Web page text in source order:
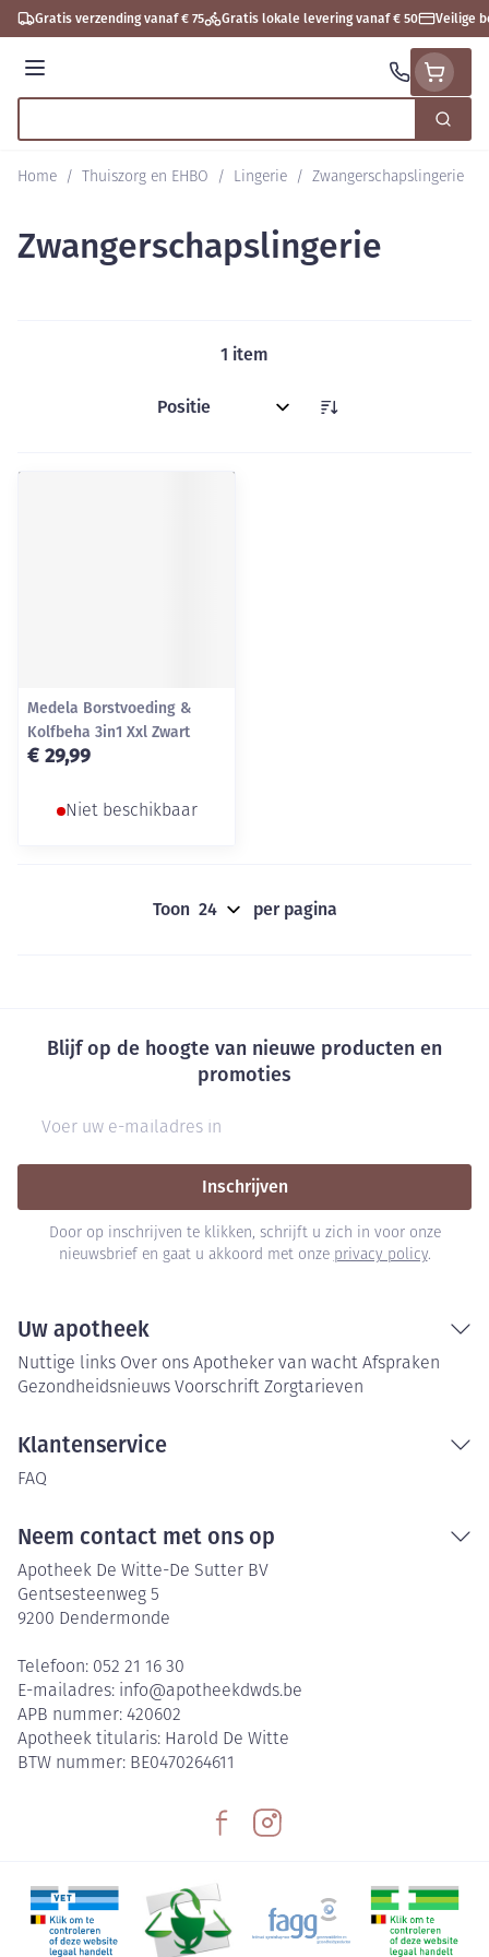
Ga naar de inhoud
Gratis verzending vanaf € 75 Gratis lokale levering vanaf € 50 Veilige
Menu
Zoek
Home / Thuiszorg en EHBO / Lingerie / Zwangerschapslingerie
Zwangerschapslingerie
1 item
Sorteer op:
Medela Borstvoeding &
Kolfbeha 3in1 Xxl Zwart
€ 29,99
Niet beschikbaar
Toon per pagina
Blijf op de hoogte van nieuwe producten en
promoties
Inschrijven
Door op inschrijven te klikken, schrijft u zich in voor onze
nieuwsbrief en gaat u akkoord met onze privacy policy.
Uw apotheek
Nuttige links Over ons Apotheker van wacht Afspraken
Gezondheidsnieuws Voorschrift Zorgtarieven
Klantenservice
FAQ
Neem contact met ons op
Apotheek De Witte-De Sutter BV
Gentsesteenweg 5
9200 Dendermonde
Telefoon: 052 21 16 30
E-mailadres: info@apotheekdwds.be
APB nummer: 420602
Apotheek titularis: Harold De Witte
BTW nummer: BE0470264611